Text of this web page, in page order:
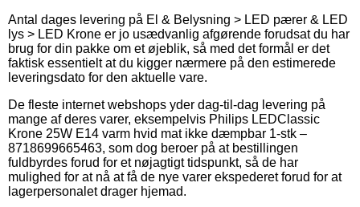
Antal dages levering på El & Belysning > LED pærer & LED
lys > LED Krone er jo usædvanlig afgørende forudsat du har
brug for din pakke om et øjeblik, så med det formål er det
faktisk essentielt at du kigger nærmere på den estimerede
leveringsdato for den aktuelle vare.
De fleste internet webshops yder dag-til-dag levering på
mange af deres varer, eksempelvis Philips LEDClassic
Krone 25W E14 varm hvid mat ikke dæmpbar 1-stk –
8718699665463, som dog beroer på at bestillingen
fuldbyrdes forud for et nøjagtigt tidspunkt, så de har
mulighed for at nå at få de nye varer ekspederet forud for at
lagerpersonalet drager hjemad.